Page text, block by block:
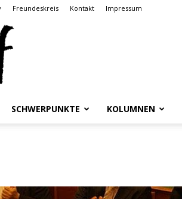
Freundeskreis Kontakt Impressum
SCHWERPUNKTE KOLUMNEN